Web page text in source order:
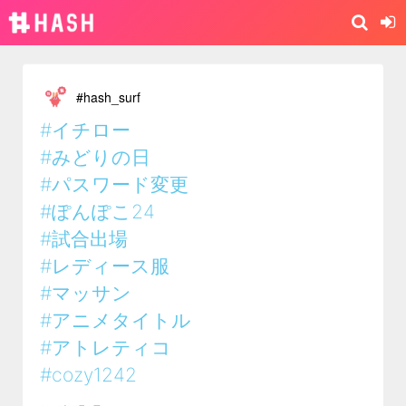
#hash_surf
#イチロー
#みどりの日
#パスワード変更
#ぽんぽこ24
#試合出場
#レディース服
#マッサン
#アニメタイトル
#アトレティコ
#cozy1242